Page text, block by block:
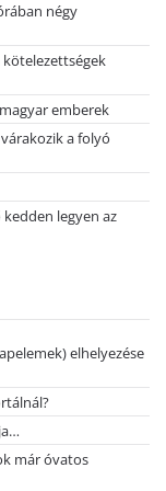
négy
kötelezettségek
emberek
a folyó
kedden legyen az
elhelyezése
már óvatos